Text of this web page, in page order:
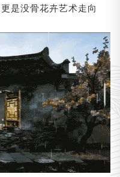
是没骨花卉艺术走向